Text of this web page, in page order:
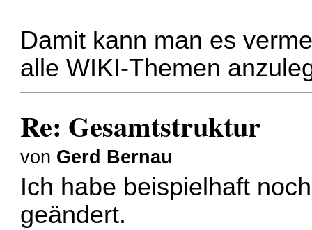
Damit kann man es
alle WIKI-Themen
Re: Gesamtstruktur
von Gerd Bernau
Ich habe beispielhaft
geändert.